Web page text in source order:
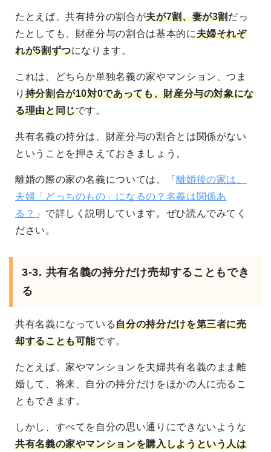
たとえば、共有持分の割合が夫が7割、妻が3割だっ
たとしても、財産分与の割合は基本的に夫婦それぞ
れが5割ずつになります。
これは、どちらか単独名義の家やマンション、つま
り 持分割合が10対0であっても、財産分与の対象にな
る理由と同じです。
共有名義の持分は、財産分与の割合とは関係がない
ということを押さえておきましょう。
離婚の際の家の名義については、「離婚後の家は、
夫婦「どっちのもの」になるの？名義は関係あ
る？ 」で詳しく説明しています。ぜひ読んでみてく
ださい。
3-3. 共有名義の持分だけ売却することもでき
る
共有名義になっている自分の持分だけを第三者に売
却することも可能です。
たとえば、家やマンションを夫婦共有名義のまま離
婚して、将来、自分の持分だけをほかの人に売るこ
ともできます。
しかし、すべてを自分の思い通りにできないような
共有名義の家やマンションを購入しようという人は